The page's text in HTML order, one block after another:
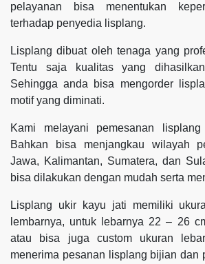
pelayanan bisa menentukan
terhadap penyedia lisplang.
Lisplang dibuat oleh tenaga yang
Tentu saja kualitas yang
Sehingga anda bisa mengorder
motif yang diminati.
Kami melayani pemesanan
Bahkan bisa menjangkau wilayah
Jawa, Kalimantan, Sumatera, dan
bisa dilakukan dengan mudah serta
Lisplang ukir kayu jati memiliki
lembarnya, untuk lebarnya 22 – 26
atau bisa juga custom ukuran
menerima pesanan lisplang bijian dan